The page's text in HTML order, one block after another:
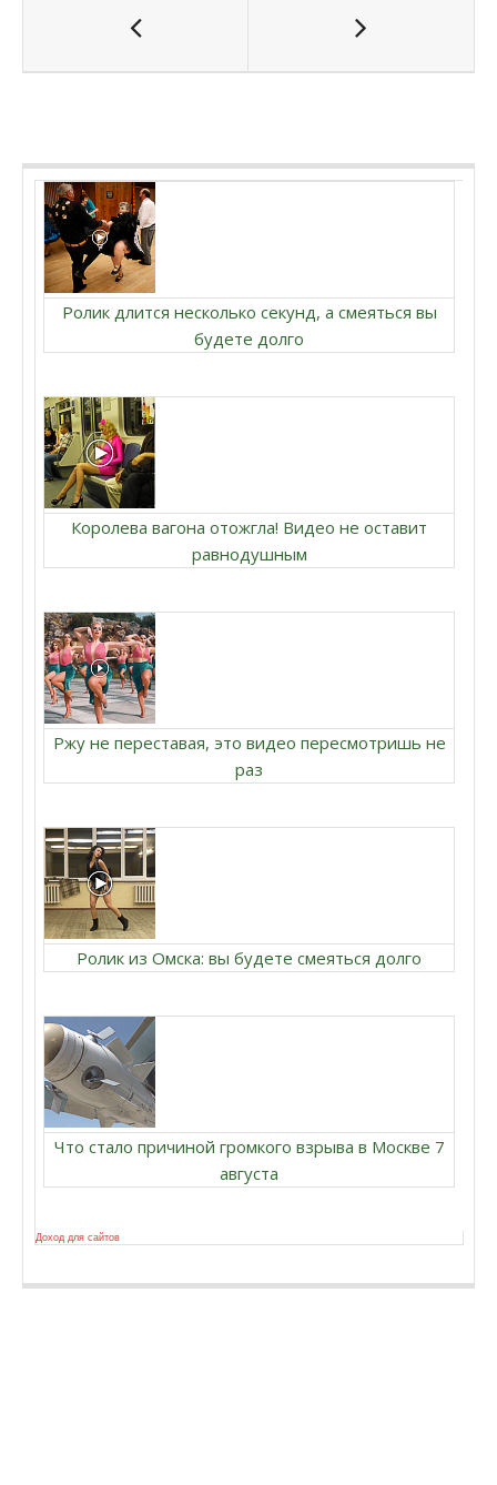
Ролик длится несколько секунд, а смеяться вы
будете долго
Королева вагона отожгла! Видео не оставит
равнодушным
Ржу не переставая, это видео пересмотришь не
раз
Ролик из Омска: вы будете смеяться долго
Что стало причиной громкого взрыва в Москве 7
августа
Доход для сайтов